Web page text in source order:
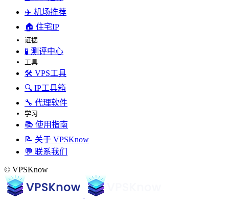
✈️ 机场推荐
🏠 住宅IP
证据
🧪 测评中心
工具
🛠️ VPS工具
🔍 IP工具箱
🔧 代理软件
学习
📚 使用指南
📝 关于 VPSKnow
💬 联系我们
© VPSKnow